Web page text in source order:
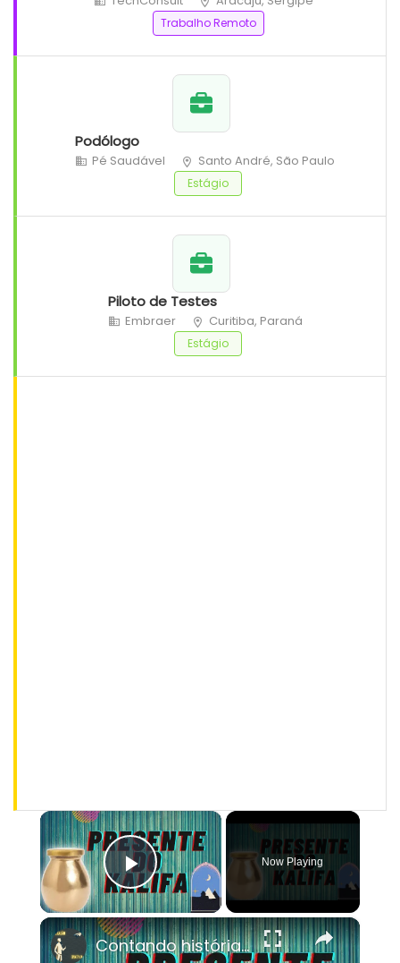
Trabalho Remoto
Podólogo
Pé Saudável Santo André, São Paulo
Estágio
Piloto de Testes
Embraer Curitiba, Paraná
Estágio
×
Play Video
Now Playing
×
Contando histórias 03 -O PRESENTE do Kalifa